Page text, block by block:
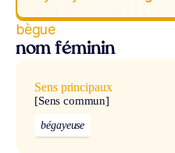
bègue
nom féminin
Sens principaux
[Sens commun]
bégayeuse